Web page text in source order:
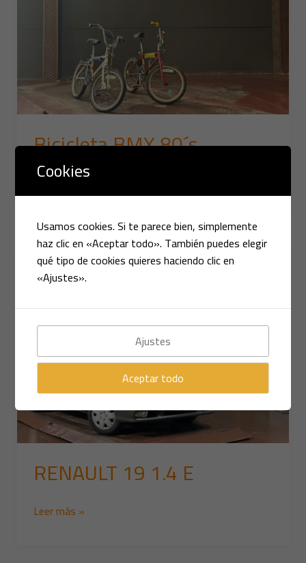
Bicicleta BMX 80´s
Leer más »
RENAULT 19 1.4 E
RENAULT
19
1.4
Leer más »
Cookies
Usamos cookies. Si te parece bien, simplemente
haz clic en «Aceptar todo». También puedes elegir
qué tipo de cookies quieres haciendo clic en
«Ajustes».
Ajustes
Aceptar todo